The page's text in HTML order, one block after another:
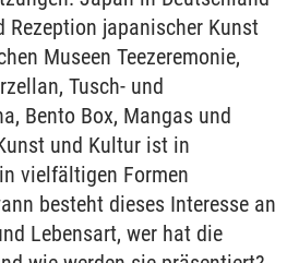
Rezeption japanischer Kunst
Museen Teezeremonie,
Tusch- und
Bento Box, Mangas und
und Kultur ist in
vielfältigen Formen
besteht dieses Interesse an
Lebensart, wer hat die